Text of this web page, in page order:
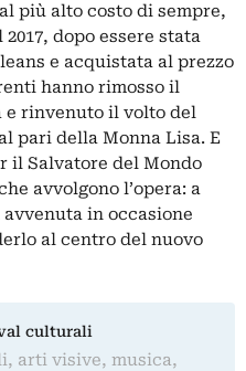
più alto costo di sempre,
2017, dopo essere stata
e acquistata al prezzo
hanno rimosso il
rinvenuto il volto del
pari della Monna Lisa. E
il Salvatore del Mondo
avvolgono l’opera: a
avvenuta in occasione
al centro del nuovo
culturali
arti visive, musica,